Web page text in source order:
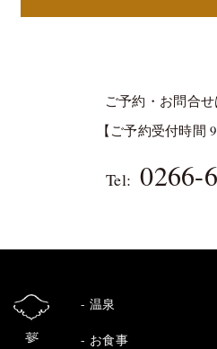
ご予約・お問合
【ご予約受付時間
Tel: 0266-
温泉
お食事